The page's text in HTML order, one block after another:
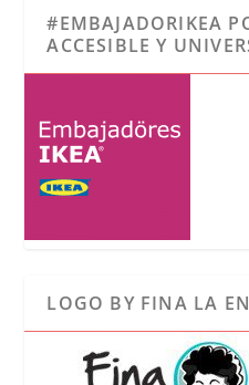
#EMBAJADORIKEA
ACCESIBLE Y
LOGO BY FINA LA